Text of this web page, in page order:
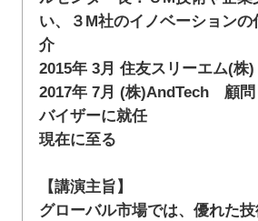
い、３M社のイノベーション
介
2015年 3月 住友スリーエム(株)
2017年 7月 (株)AndTech 顧
バイザーに就任
現在に至る
【講演主旨】
グローバル市場では、優れた